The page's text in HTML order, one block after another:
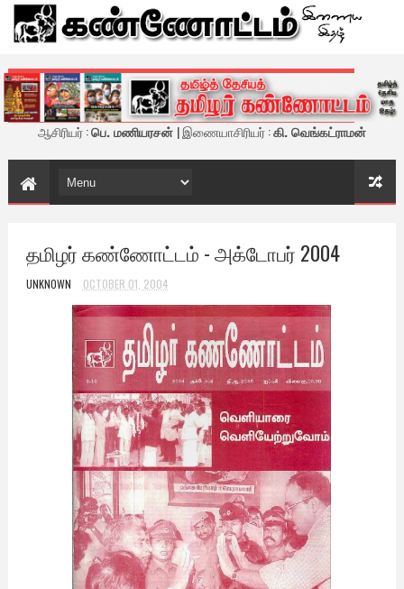
கண்ணோட்டம் - இணைய இதழ்
ஆசிரியர் :பெ. மணியரசன் | இணையாசிரியர் :கி. வெங்கட்ராமன்
தமிழர் கண்ணோட்டம் - அக்டோபர் 2004
UNKNOWN OCTOBER 01, 2004